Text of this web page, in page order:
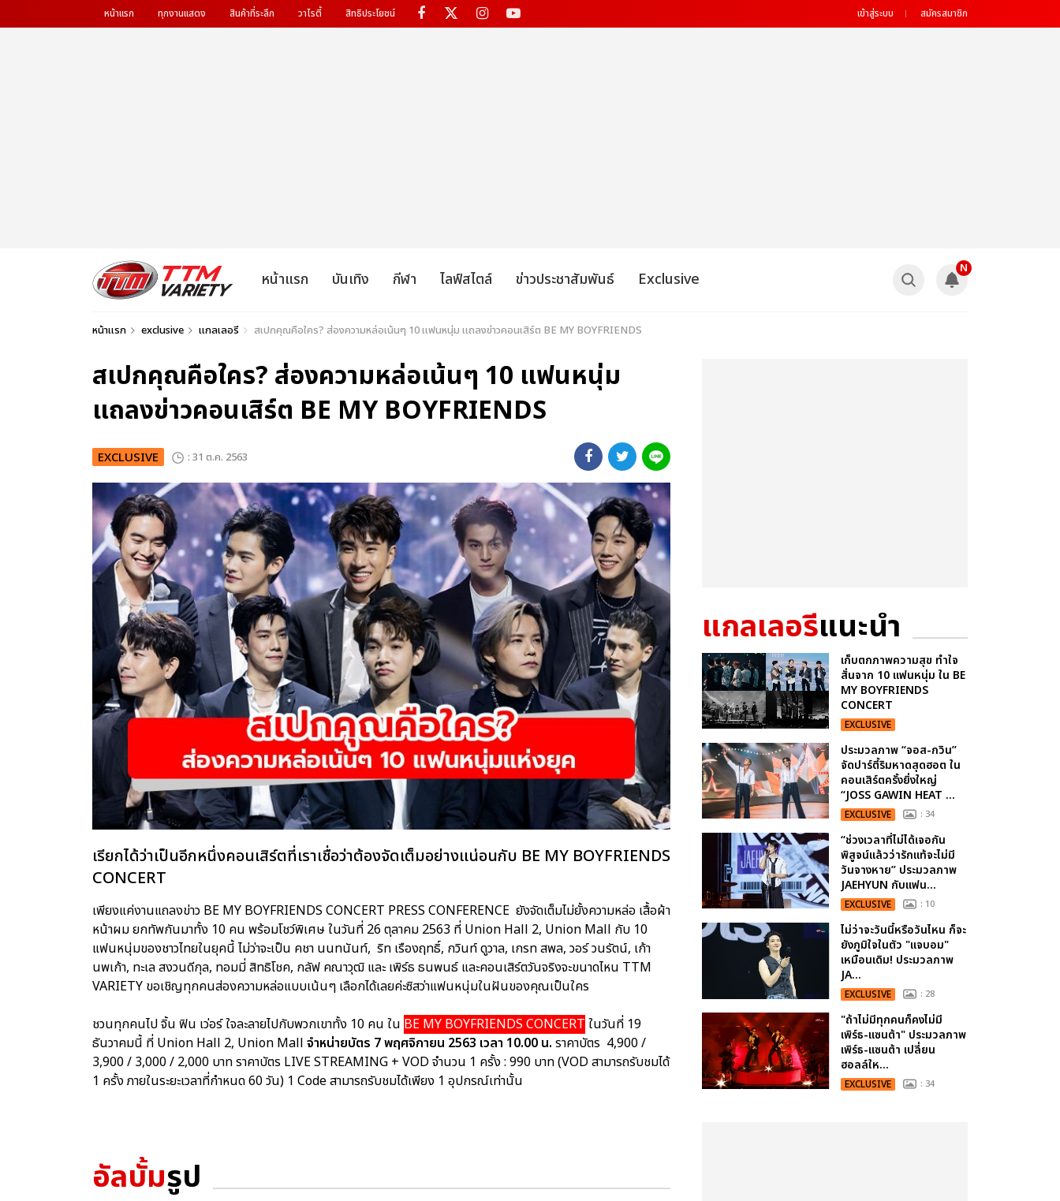
หน้าแรก ทุกงานแสดง สินค้าที่ระลึก วาไรตี้ สิทธิประโยชน์ เข้าสู่ระบบ สมัครสมาชิก
หน้าแรก บันเทิง กีฬา ไลฟ์สไตล์ ข่าวประชาสัมพันธ์ Exclusive
N
หน้าแรก exclusive แกลเลอรี สเปกคุณคือใคร? ส่องความหล่อเน้นๆ 10 แฟนหนุ่ม แถลงข่าวคอนเสิร์ต BE MY BOYFRIENDS
สเปกคุณคือใคร? ส่องความหล่อเน้นๆ 10 แฟนหนุ่ม
แถลงข่าวคอนเสิร์ต BE MY BOYFRIENDS
EXCLUSIVE : 31 ต.ค. 2563
เรียกได้ว่าเป็นอีกหนึ่งคอนเสิร์ตที่เราเชื่อว่าต้องจัดเต็มอย่างแน่อนกับ BE MY BOYFRIENDS
CONCERT
เพียงแค่งานแถลงข่าว BE MY BOYFRIENDS CONCERT PRESS CONFERENCE ยังจัดเต็มไม่ยั้งความหล่อ เสื้อผ้า
หน้าผม ยกทัพกันมาทั้ง 10 คน พร้อมโชว์พิเศษ ในวันที่ 26 ตุลาคม 2563 ที่ Union Hall 2, Union Mall กับ 10
แฟนหนุ่มของชาวไทยในยุคนี้ ไม่ว่าจะเป็น คชา นนทนันท์, ริท เรืองฤทธิ์, กวินท์ ดูวาล, เกรท สพล, วอร์ วนรัตน์, เก้า
นพเก้า, ทะเล สงวนดีกุล, ทอมมี่ สิทธิโชค, กลัฟ คณาวุฒิ และ เพิร์ธ ธนพนธ์ และคอนเสิร์ตวันจริงจะขนาดไหน TTM
VARIETY ขอเชิญทุกคนส่องความหล่อแบบเน้นๆ เลือกได้เลยค่ะซิสว่าแฟนหนุ่มในฝันของคุณเป็นใคร
ชวนทุกคนไป จิ้น ฟิน เว่อร์ ใจละลายไปกับพวกเขาทั้ง 10 คน ใน BE MY BOYFRIENDS CONCERT ในวันที่ 19
ธันวาคมนี้ ที่ Union Hall 2, Union Mall จำหน่ายบัตร 7 พฤศจิกายน 2563 เวลา 10.00 น. ราคาบัตร 4,900 /
3,900 / 3,000 / 2,000 บาท ราคาบัตร LIVE STREAMING + VOD จำนวน 1 ครั้ง : 990 บาท (VOD สามารถรับชมได้
1 ครั้ง ภายในระยะเวลาที่กำหนด 60 วัน) 1 Code สามารถรับชมได้เพียง 1 อุปกรณ์เท่านั้น
อัลบั้มรูป
แกลเลอรีแนะนำ
เก็บตกภาพความสุข ทำใจ
สั่นจาก 10 แฟนหนุ่ม ใน BE
MY BOYFRIENDS
CONCERT
EXCLUSIVE
ประมวลภาพ “จอส-กวิน”
จัดปาร์ตี้ริมหาดสุดฮอต ใน
คอนเสิร์ตครั้งยิ่งใหญ่
“JOSS GAWIN HEAT ...
EXCLUSIVE : 34
“ช่วงเวลาที่ไม่ได้เจอกัน
พิสูจน์แล้วว่ารักแท้จะไม่มี
วันจางหาย” ประมวลภาพ
JAEHYUN กับแฟน...
EXCLUSIVE : 10
ไม่ว่าจะวันนี้หรือวันไหน ก็จะ
ยังภูมิใจในตัว "แจบอม"
เหมือนเดิม! ประมวลภาพ
JA...
EXCLUSIVE : 28
"ถ้าไม่มีทุกคนก็คงไม่มี
เพิร์ธ-แซนต้า" ประมวลภาพ
เพิร์ธ-แซนต้า เปลี่ยน
ฮอลล์ให...
EXCLUSIVE : 34